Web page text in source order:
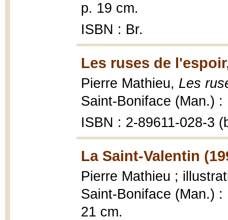
p. 19 cm.
ISBN : Br.
Les ruses de
Pierre Mathieu, Les
Saint-Boniface (Man.)
ISBN : 2-89611-028-3
La Saint-Valentin
Pierre Mathieu ;
Saint-Boniface (Man.)
21 cm.